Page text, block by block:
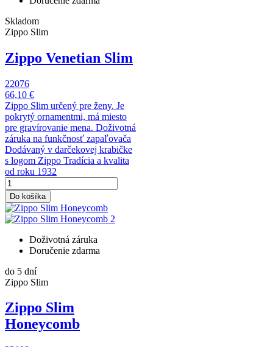
Skladom
Zippo Slim
Zippo Venetian Slim
22076
66,10 €
Zippo Slim určený pre ženy. Je
pokrytý ornamentmi, má miesto
pre gravírovanie mena. Doživotná
záruka na funkčnosť zapaľovača
Dodávaný v darčekovej krabičke
s logom Zippo Tradícia a kvalita
od roku 1932
Do košíka
Doživotná záruka
Doručenie zdarma
do 5 dní
Zippo Slim
Zippo Slim
Honeycomb